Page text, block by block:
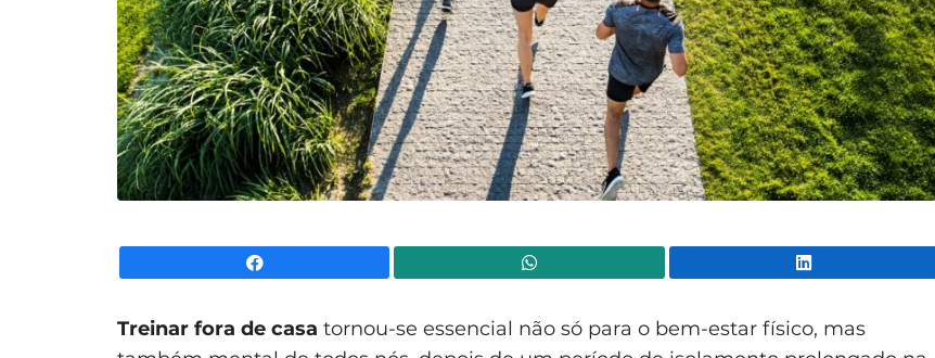
Treinar fora de casa tornou-se essencial não só para o bem-estar físico, mas